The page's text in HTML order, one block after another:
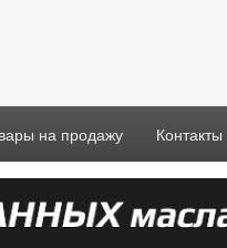
на продажу Контакты